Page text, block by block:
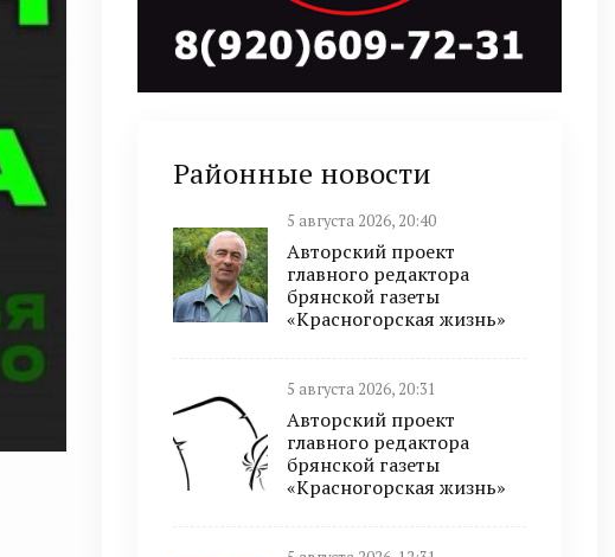
Районные новости
5 августа 2026, 20:40
Авторский проект
главного редактора
брянской газеты
«Красногорская жизнь»
5 августа 2026, 20:31
Авторский проект
главного редактора
брянской газеты
«Красногорская жизнь»